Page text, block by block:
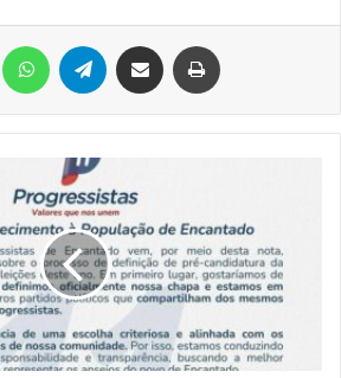
Linkedin WhatsAppTelegram Compartilhar via e-mail